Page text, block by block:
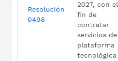
Resolución
0498
2027, con el
fin de
contratar
servicios de
plataforma
tecnológica